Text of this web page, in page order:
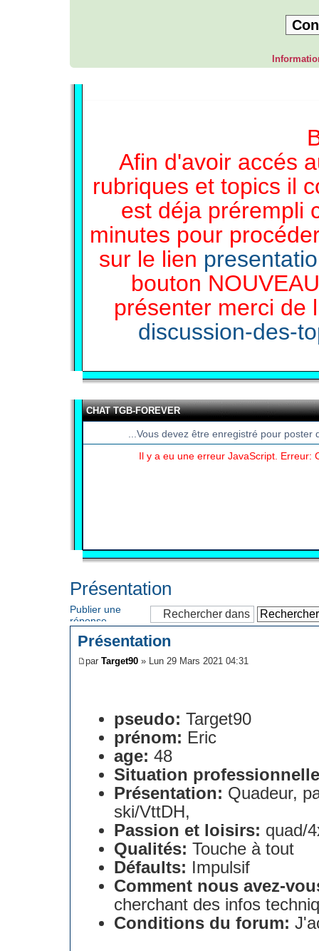
Afin d'avoir accés
rubriques et topics il
est déja prérempli
minutes pour
sur le lien
bouton
présenter merci de
discussion-des-
CHAT TGB-FOREVER
...Vous devez être enregistré pour
Il y a eu une erreur JavaScript. Erreur:
Présentation
Publier une
réponse
Présentation
par Target90 » Lun 29 Mars 2021 04:31
pseudo: Target90
prénom: Eric
age: 48
Situation
Présentation: Quadeur,
ski/VttDH,
Passion et loisirs: quad/
Qualités: Touche à tout
Défaults: Impulsif
Comment nous avez-
cherchant des infos
Conditions du forum: